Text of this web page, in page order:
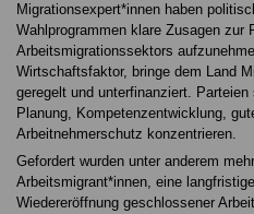
Migrationsexpert*innen haben
Wahlprogrammen klare Zusagen zur
Arbeitsmigrationssektors
Wirtschaftsfaktor, bringe dem Land
geregelt und unterfinanziert.
Planung, Kompetenzentwicklung,
Arbeitnehmerschutz konzentrieren.
Gefordert wurden unter anderem
Arbeitsmigrant*innen, eine
Wiedereröffnung geschlossener